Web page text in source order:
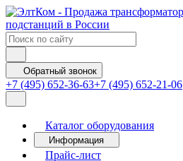
Обратный звонок
+7 (495) 652-36-63+7 (495) 652-21-06
Каталог оборудования
Информация
Прайс-лист